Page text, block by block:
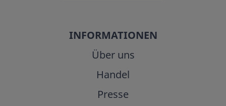
INFORMATIONEN
Über uns
Handel
Presse